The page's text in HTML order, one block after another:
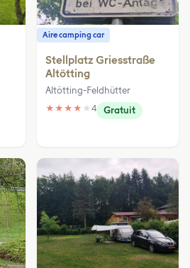
Aire camping car
Stellplatz Griesstraße
Altötting
Altötting-Feldhütter
★ ★ ★ ★ ★ 4 Gratuit